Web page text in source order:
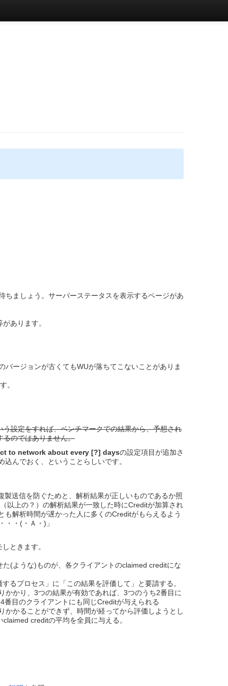
ちましょう。サーバーステータスを表示するページがあ
あります。
ージョンが古くてもWUが落ちてこないことがありま
。
う設定をすれば、ベンチマークでの結果から、予想され
るのではありません。
to network about every [?] daysの設定項目が追加さ
んでおく、ということらしいです。
送信を防ぐためと、解析結果が正しいものであるか照
以上の？）の解析結果が一致した時にCreditが加算され
解析時間が遅かった人に多くのCreditがもらえるよう
・・(・Ａ・)」
ときます。
(ような)ものが、各クライアントのclaimed creditにな
るプロセス」に「この結果を評価して」と要請する。
かかり、3つの結果が有効であれば、3つのうち2番目に
目のクライアントにも同じCreditが与えられる
かかることができず、時間が経ってから評価しようとし
creditの平均を全員に与える。